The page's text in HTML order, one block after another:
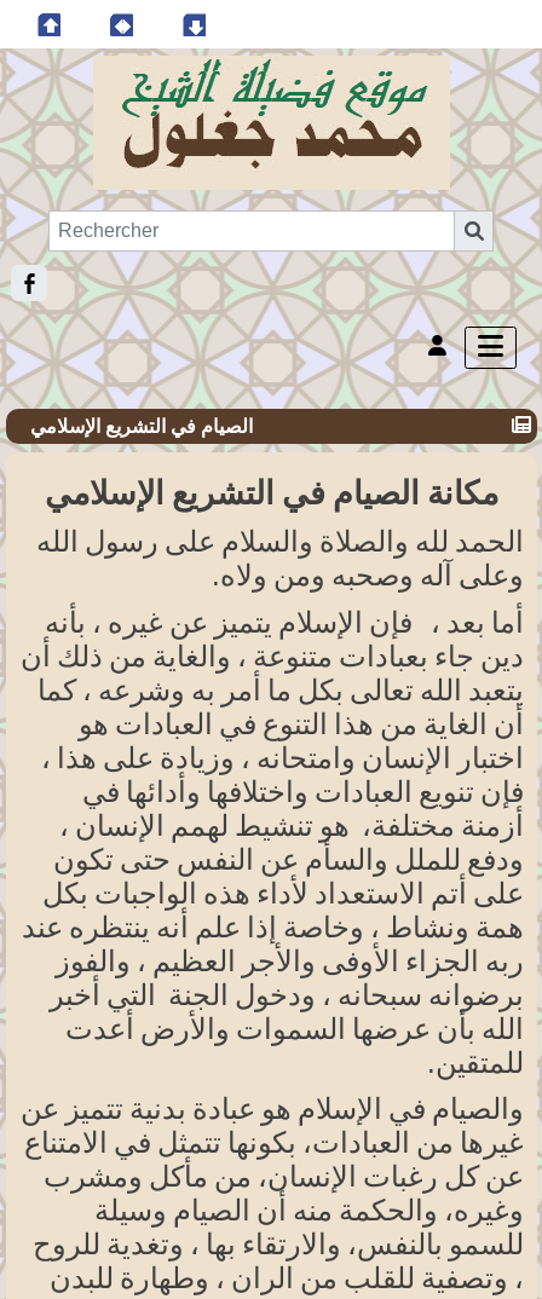
الصيام في التشريع الإسلامي
مكانة الصيام في التشريع الإسلامي
الحمد لله والصلاة والسلام على رسول الله
وعلى آله وصحبه ومن ولاه.
أما بعد ، فإن الإسلام يتميز عن غيره ، بأنه
دين جاء بعبادات متنوعة ، والغاية من ذلك أن
يتعبد الله تعالى بكل ما أمر به وشرعه ، كما
أن الغاية من هذا التنوع في العبادات هو
اختبار الإنسان وامتحانه ، وزيادة على هذا ،
فإن تنويع العبادات واختلافها وأدائها في
أزمنة مختلفة، هو تنشيط لهمم الإنسان ،
ودفع للملل والسأم عن النفس حتى تكون
على أتم الاستعداد لأداء هذه الواجبات بكل
همة ونشاط ، وخاصة إذا علم أنه ينتظره عند
ربه الجزاء الأوفى والأجر العظيم ، والفوز
برضوانه سبحانه ، ودخول الجنة التي أخبر
الله بأن عرضها السموات والأرض أعدت
للمتقين.
والصيام في الإسلام هو عبادة بدنية تتميز عن
غيرها من العبادات، بكونها تتمثل في الامتناع
عن كل رغبات الإنسان، من مأكل ومشرب
وغيره، والحكمة منه أن الصيام وسيلة
للسمو بالنفس، والارتقاء بها ، وتغدية للروح
، وتصفية للقلب من الران ، وطهارة للبدن